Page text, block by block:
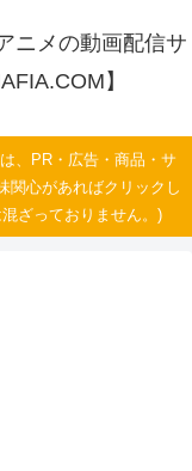
ニメの動画配信サ
】
、PR・広告・商品・サ
関心があればクリックし
ざっておりません。)